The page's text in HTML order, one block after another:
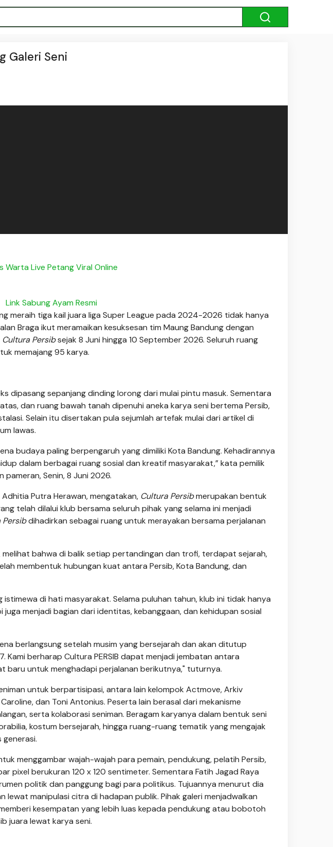
Galeri Seni
Warta Live Petang Viral Online
Link Sabung Ayam Resmi
meraih tiga kail juara liga Super League pada 2024-2026 tidak hanya
Braga ikut meramaikan kesuksesan tim Maung Bandung dengan
Cultura Persibsejak 8 Juni hingga 10 September 2026. Seluruh ruang
memajang 95 karya.
dipasang sepanjang dinding lorong dari mulai pintu masuk. Sementara
dan ruang bawah tanah dipenuhi aneka karya seni bertema Persib,
Selain itu disertakan pula sejumlah artefak mulai dari artikel di
lawas.
budaya paling berpengaruh yang dimiliki Kota Bandung. Kehadirannya
dalam berbagai ruang sosial dan kreatif masyarakat,” kata pemilik
Senin, 8 Juni 2026.
Putra Herawan, mengatakan, Cultura Persibmerupakan bentuk
telah dilalui klub bersama seluruh pihak yang selama ini menjadi
Persibdihadirkan sebagai ruang untuk merayakan bersama perjalanan
melihat bahwa di balik setiap pertandingan dan trofi, terdapat sejarah,
membentuk hubungan kuat antara Persib, Kota Bandung, dan
di hati masyarakat. Selama puluhan tahun, klub ini tidak hanya
menjadi bagian dari identitas, kebanggaan, dan kehidupan sosial
berlangsung setelah musim yang bersejarah dan akan ditutup
Kami berharap Cultura PERSIB dapat menjadi jembatan antara
baru untuk menghadapi perjalanan berikutnya," tuturnya.
untuk berpartisipasi, antara lain kelompok Actmove, Arkiv
dan Toni Antonius. Peserta lain berasal dari mekanisme
serta kolaborasi seniman. Beragam karyanya dalam bentuk seni
kostum bersejarah, hingga ruang-ruang tematik yang mengajak
generasi.
menggambar wajah-wajah para pemain, pendukung, pelatih Persib,
pixel berukuran 120 x 120 sentimeter. Sementara Fatih Jagad Raya
politik dan panggung bagi para politikus. Tujuannya menurut dia
manipulasi citra di hadapan publik. Pihak galeri menjadwalkan
kesempatan yang lebih luas kepada pendukung atau bobotoh
juara lewat karya seni.